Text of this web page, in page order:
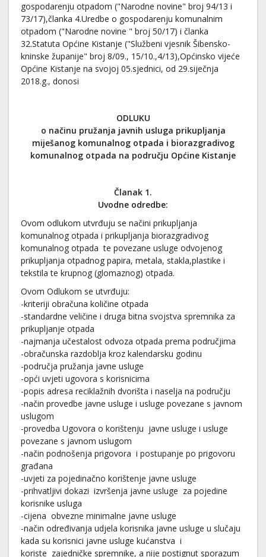
gospodarenju otpadom ("Narodne novine" broj 94/13 i
73/17),članka 4.Uredbe o gospodarenju komunalnim
otpadom ("Narodne novine " broj 50/17) i članka
32.Statuta Općine Kistanje ("Službeni vjesnik Šibensko-
kninske županije" broj 8/09., 15/10.,4/13),Općinsko vijeće
Općine Kistanje na svojoj 05.sjednici, od 29.siječnja
2018.g., donosi
ODLUKU
o načinu pružanja javnih usluga prikupljanja
miješanog komunalnog otpada i biorazgradivog
komunalnog otpada na području Općine Kistanje
Članak 1.
Uvodne odredbe:
Ovom odlukom utvrđuju se načini prikupljanja
komunalnog otpada i prikupljanja biorazgradivog
komunalnog otpada te povezane usluge odvojenog
prikupljanja otpadnog papira, metala, stakla,plastike i
tekstila te krupnog (glomaznog) otpada.
Ovom Odlukom se utvrđuju:
-kriteriji obračuna količine otpada
-standardne veličine i druga bitna svojstva spremnika za
prikupljanje otpada
-najmanja učestalost odvoza otpada prema područjima
-obračunska razdoblja kroz kalendarsku godinu
-područja pružanja javne usluge
-opći uvjeti ugovora s korisnicima
-popis adresa reciklažnih dvorišta i naselja na području
-način provedbe javne usluge i usluge povezane s javnom
uslugom
-provedba Ugovora o korištenju javne usluge i usluge
povezane s javnom uslugom
-način podnošenja prigovora i postupanje po prigovoru
građana
-uvjeti za pojedinačno korištenje javne usluge
-prihvatljivi dokazi izvršenja javne usluge za pojedine
korisnike usluga
-cijena obvezne minimalne javne usluge
-način određivanja udjela korisnika javne usluge u slučaju
kada su korisnici javne usluge kućanstva i
koriste zajedničke spremnike, a nije postignut sporazum